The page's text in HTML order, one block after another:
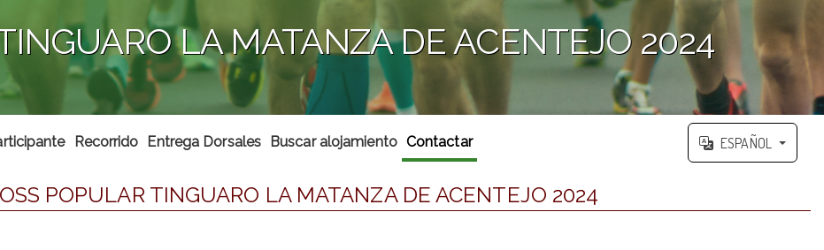
LA MATANZA DE ACENTEJO 2024
Recorrido Entrega Dorsales Buscar alojamiento Contactar ESPAÑOL
POPULAR TINGUARO LA MATANZA DE ACENTEJO 2024